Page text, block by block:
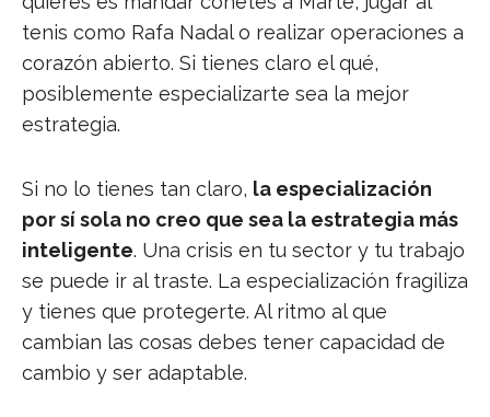
tenis como Rafa Nadal o realizar operaciones a
corazón abierto. Si tienes claro el qué,
posiblemente especializarte sea la mejor
estrategia.
Si no lo tienes tan claro, la especialización
por sí sola no creo que sea la estrategia más
inteligente. Una crisis en tu sector y tu trabajo
se puede ir al traste. La especialización fragiliza
y tienes que protegerte. Al ritmo al que
cambian las cosas debes tener capacidad de
cambio y ser adaptable.